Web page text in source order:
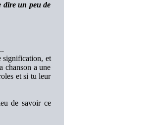
un peu de
signification, et
chanson a une
et si tu leur
de savoir ce